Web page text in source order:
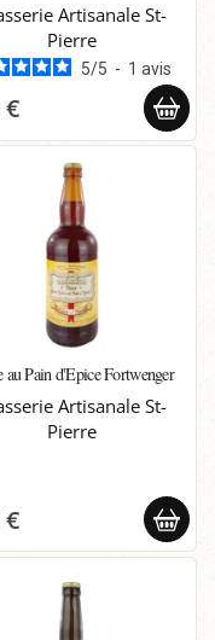
Artisanale St-
Pierre
5/5 - 1avis
€
au Pain d'Epice Fortwenger
Artisanale St-
Pierre
€